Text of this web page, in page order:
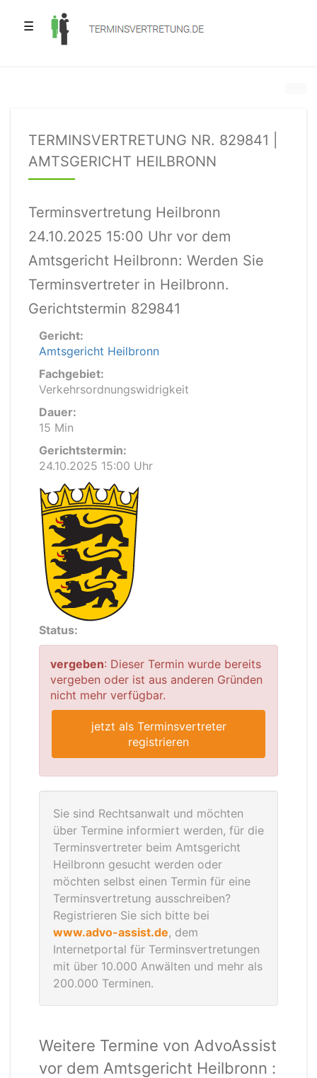
☰
TERMINSVERTRETUNG NR. 829841 |
AMTSGERICHT HEILBRONN
Terminsvertretung Heilbronn
24.10.2025 15:00 Uhr vor dem
Amtsgericht Heilbronn: Werden Sie
Terminsvertreter in Heilbronn.
Gerichtstermin 829841
Gericht:
Amtsgericht Heilbronn
Fachgebiet:
Verkehrsordnungswidrigkeit
Dauer:
15 Min
Gerichtstermin:
24.10.2025 15:00 Uhr
Status:
vergeben: Dieser Termin wurde bereits
vergeben oder ist aus anderen Gründen
nicht mehr verfügbar.
jetzt als Terminsvertreter
registrieren
Sie sind Rechtsanwalt und möchten
über Termine informiert werden, für die
Terminsvertreter beim Amtsgericht
Heilbronn gesucht werden oder
möchten selbst einen Termin für eine
Terminsvertretung ausschreiben?
Registrieren Sie sich bitte bei
www.advo-assist.de, dem
Internetportal für Terminsvertretungen
mit über 10.000 Anwälten und mehr als
200.000 Terminen.
Weitere Termine von AdvoAssist
vor dem Amtsgericht Heilbronn :